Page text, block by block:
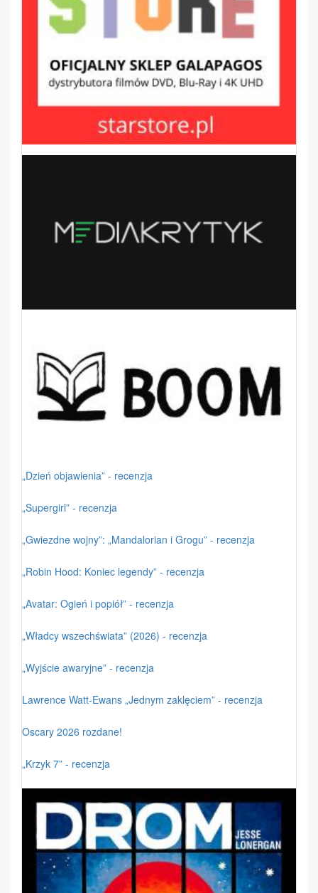
„Dzień objawienia” - recenzja
„Supergirl” - recenzja
„Gwiezdne wojny”: „Mandalorian i Grogu” - recenzja
„Robin Hood: Koniec legendy” - recenzja
„Avatar: Ogień i popiół” - recenzja
„Władcy wszechświata” (2026) - recenzja
„Wyjście awaryjne” - recenzja
Lawrence Watt-Ewans „Jednym zaklęciem” - recenzja
Oscary 2026 rozdane!
„Krzyk 7” - recenzja